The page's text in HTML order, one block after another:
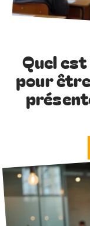
Quel
pour